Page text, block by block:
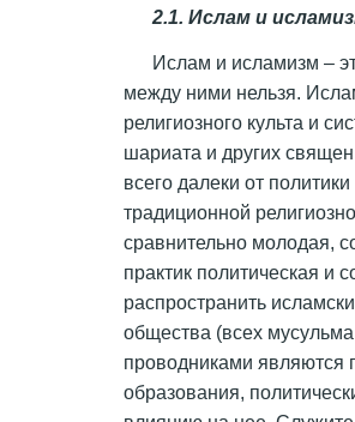
2.1. Ислам и
Ислам и исламизм –
между ними нельзя.
религиозного культа и
шариата и других
всего далеки от
традиционной
сравнительно молодая,
практик политическая и
распространить
общества (всех
проводниками являются
образования,